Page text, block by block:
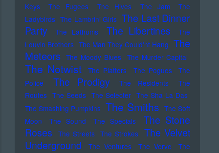
Keys
The Fugees The Hives The Jam
The
Ladybirds The Lambrini Girls The Last Dinner
Party
The Lathums The Libertines
The
Louvin Brothers The Man They Could'nt Hang The
Meteors The Moody Blues The Murder Capital
The Notwist The Platters The Pogues
The
Police
The Prodigy The Residents
The
Routes The Seeds The Selecter The Sha La Das
The Smashing Pumpkins The Smiths The Soft
Moon
The Sound The Specials
The Stone
Roses
The Streets The Strokes
The Velvet
Underground
The Ventures The Verve
The